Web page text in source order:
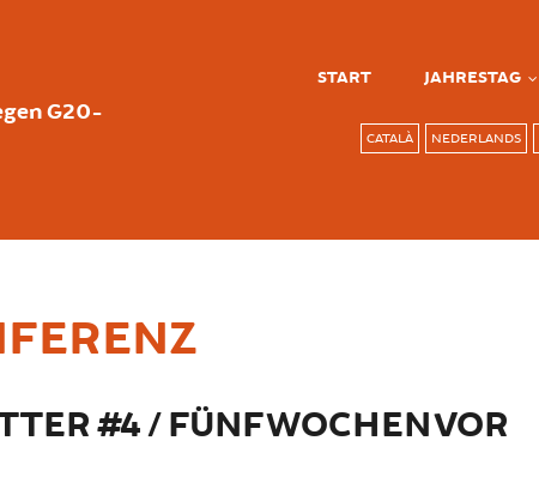
G20-
START JAHRESTAG
CATALÀ NEDERLANDS
#4 / FÜNF WOCHEN VOR